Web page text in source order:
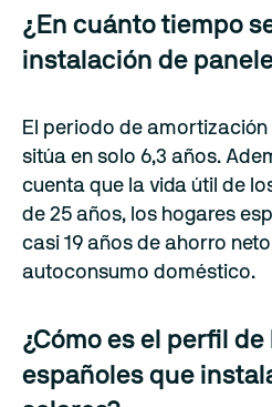
¿En cuánto tiempo
instalación de
El periodo de amortización
sitúa en solo 6,3 años.
cuenta que la vida útil de
de 25 años, los hogares
casi 19 años de ahorro
autoconsumo doméstico.
¿Cómo es el perfil
españoles que